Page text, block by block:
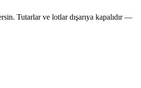
Tutarlar ve lotlar dışarıya kapalıdır —